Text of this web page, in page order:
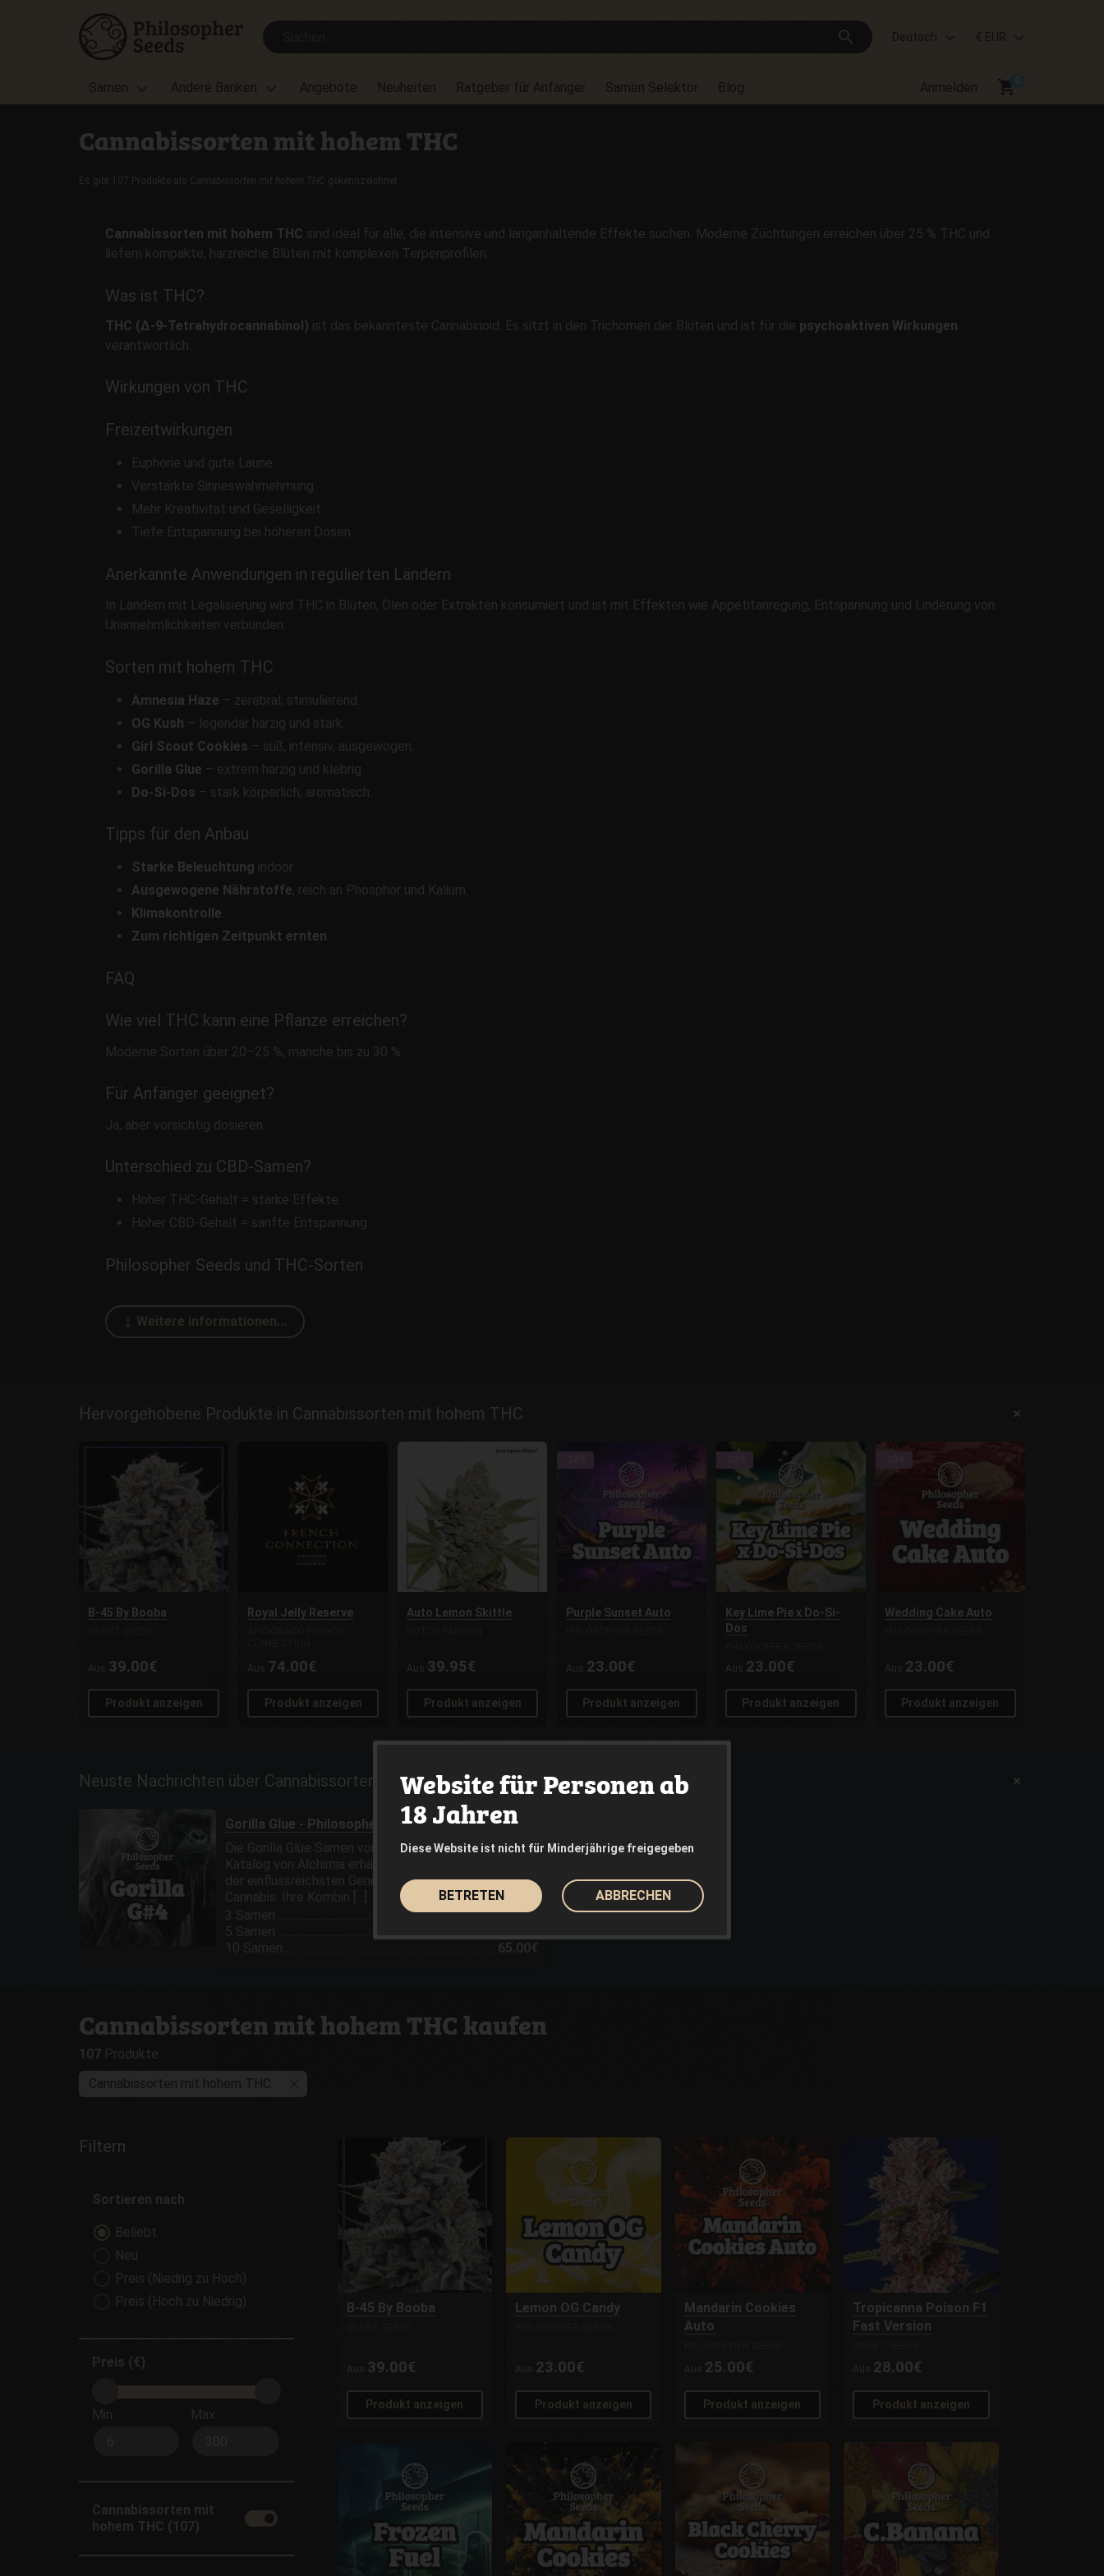
search Deutsch € EUR
Samen Andere Banken Angebote Neuheiten Ratgeber für Anfänger Samen Selektor Blog Anmelden shopping_cart
Cannabissorten mit hohem THC
Es gibt 107 Produkte als Cannabissorten mit hohem THC gekennzeichnet
Cannabissorten mit hohem THC sind ideal für alle, die intensive und langanhaltende Effekte suchen. Moderne Züchtungen erreichen über 25 % THC und
liefern kompakte, harzreiche Blüten mit komplexen Terpenprofilen.
Was ist THC?
THC (Δ-9-Tetrahydrocannabinol) ist das bekannteste Cannabinoid. Es sitzt in den Trichomen der Blüten und ist für die psychoaktiven Wirkungen
verantwortlich.
Wirkungen von THC
Freizeitwirkungen
Euphorie und gute Laune.
Verstärkte Sinneswahrnehmung.
Mehr Kreativität und Geselligkeit.
Tiefe Entspannung bei höheren Dosen.
Anerkannte Anwendungen in regulierten Ländern
In Ländern mit Legalisierung wird THC in Blüten, Ölen oder Extrakten konsumiert und ist mit Effekten wie Appetitanregung, Entspannung und Linderung von
Unannehmlichkeiten verbunden.
Sorten mit hohem THC
Amnesia Haze – zerebral, stimulierend.
OG Kush – legendär harzig und stark.
Girl Scout Cookies – süß, intensiv, ausgewogen.
Gorilla Glue – extrem harzig und klebrig.
Do-Si-Dos – stark körperlich, aromatisch.
Tipps für den Anbau
Starke Beleuchtung indoor.
Ausgewogene Nährstoffe, reich an Phosphor und Kalium.
Klimakontrolle.
Zum richtigen Zeitpunkt ernten.
FAQ
Wie viel THC kann eine Pflanze erreichen?
Moderne Sorten über 20–25 %, manche bis zu 30 %.
Für Anfänger geeignet?
Ja, aber vorsichtig dosieren.
Unterschied zu CBD-Samen?
Hoher THC-Gehalt = starke Effekte.
Hoher CBD-Gehalt = sanfte Entspannung.
Philosopher Seeds und THC-Sorten
Hervorgehobene Produkte in Cannabissorten mit hohem THC
B-45 By Booba
Aus 39.00€
Produkt anzeigen
Royal Jelly Reserve
Aus 74.00€
Produkt anzeigen
Auto Lemon Skittle
Aus 39.95€
Produkt anzeigen
Purple Sunset Auto
Aus 23.00€
Produkt anzeigen
Key Lime Pie x Do-Si-
Dos
Aus 23.00€
Produkt anzeigen
Wedding Cake Auto
Aus 23.00€
Produkt anzeigen
Neuste Nachrichten über Cannabissorten mit hohem THC
Gorilla Glue - Philosopher Seeds
Die Gorilla Glue Samen von Philosopher Seeds, die im
Katalog von Alchimia erhältlich sind, gehören zu einer
der einflussreichsten Genetiken des zeitgenössischen
Cannabis. Ihre Kombin [...]
3 Samen
23.00€
5 Samen
10 Samen
65.00€
Cannabissorten mit hohem THC kaufen
107 Produkte
Cannabissorten mit hohem THC
Filtern
Sortieren nach
Beliebt
Neu
Preis (Niedrig zu Hoch)
Preis (Hoch zu Niedrig)
Preis (€)
Min: Max:
Cannabissorten mit
hohem THC (107)
B-45 By Booba
Aus 39.00€
Produkt anzeigen
Lemon OG Candy
Aus 23.00€
Produkt anzeigen
Mandarin Cookies
Auto
Aus 25.00€
Produkt anzeigen
Tropicanna Poison F1
Fast Version
Aus 28.00€
Produkt anzeigen
Website für Personen ab
18 Jahren
Diese Website ist nicht für Minderjährige freigegeben
BETRETEN ABBRECHEN